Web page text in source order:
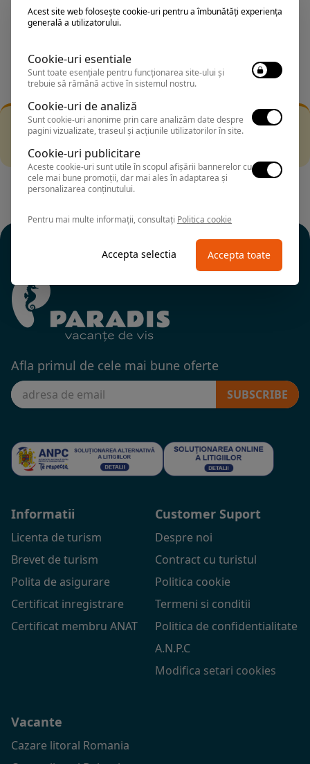
Stele 1-5
Filtrarea nu a returnat niciun rezultat
Incearca sa folosesti o cautarea mai generala sau alege
alte fitre.
Afla primul de cele mai bune oferte
SUBSCRIBE
Informatii
Licenta de turism
Brevet de turism
Polita de asigurare
Certificat inregistrare
Certificat membru ANAT
Customer Suport
Despre noi
Contract cu turistul
Politica cookie
Termeni si conditii
Politica de confidentialitate
A.N.P.C
Modifica setari cookies
Vacante
Cazare litoral Romania
Acest site web folosește cookie-uri pentru a îmbunătăți experiența
generală a utilizatorului.
Cookie-uri esentiale
Sunt toate esențiale pentru funcționarea site-ului și
trebuie să rămână active în sistemul nostru.
Cookie-uri de analiză
Sunt cookie-uri anonime prin care analizăm date despre
pagini vizualizate, traseul și acțiunile utilizatorilor în site.
Cookie-uri publicitare
Aceste cookie-uri sunt utile în scopul afișării bannerelor cu
cele mai bune promoții, dar mai ales în adaptarea și
personalizarea conținutului.
Pentru mai multe informații, consultați Politica cookie
Accepta selectia Accepta toate